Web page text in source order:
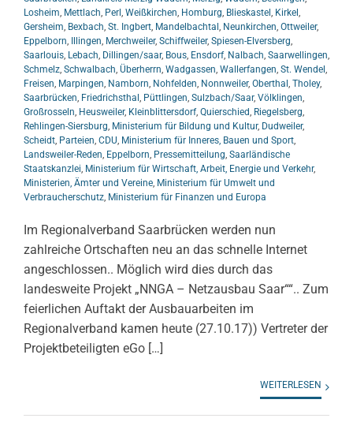
Losheim, Mettlach, Perl , Weißkirchen, Homburg, Blieskastel , Kirkel ,
Gersheim, Bexbach, St. Ingbert, Mandelbachtal , Neunkirchen, Ottweiler,
Eppelborn, Illingen, Merchweiler, Schiffweiler, Spiesen-Elversberg,
Saarlouis, Lebach, Dillingen/saar, Bous, Ensdorf, Nalbach, Saarwellingen,
Schmelz, Schwalbach, Überherrn, Wadgassen, Wallerfangen, St. Wendel ,
Freisen, Marpingen, Namborn, Nohfelden, Nonnweiler, Oberthal , Tholey,
Saarbrücken, Friedrichsthal , Püttlingen, Sulzbach/Saar, Völklingen,
Großrosseln, Heusweiler, Kleinblittersdorf, Quierschied, Riegelsberg,
Rehlingen-Siersburg, Ministerium für Bildung und Kultur, Dudweiler,
Scheidt, Parteien, CDU, Ministerium für Inneres, Bauen und Sport,
Landsweiler-Reden, Eppelborn, Pressemitteilung, Saarländische
Staatskanzlei, Ministerium für Wirtschaft, Arbeit, Energie und Verkehr,
Ministerien, Ämter und Vereine, Ministerium für Umwelt und
Verbraucherschutz, Ministerium für Finanzen und Europa
Im Regionalverband Saarbrücken werden nun
zahlreiche Ortschaften neu an das schnelle Internet
angeschlossen.. Möglich wird dies durch das
landesweite Projekt „NNGA – Netzausbau Saar““.. Zum
feierlichen Auftakt der Ausbauarbeiten im
Regionalverband kamen heute (27.10.17)) Vertreter der
Projektbeteiligten eGo […]
WEITERLESEN